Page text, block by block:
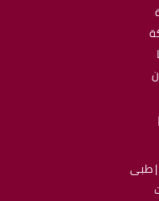
| طبى